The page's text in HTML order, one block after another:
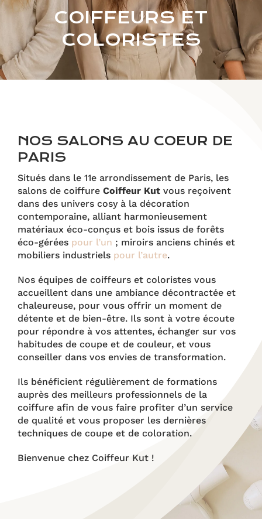
COIFFEURS ET
COLORISTES
NOS SALONS AU COEUR DE
PARIS
Situés dans le 11e arrondissement de Paris, les
salons de coiffure Coiffeur Kutvous reçoivent
dans des univers cosy à la décoration
contemporaine, alliant harmonieusement
matériaux éco-conçus et bois issus de forêts
éco-gérées pour l’un ; miroirs anciens chinés et
mobiliers industriels pour l’autre.
Nos équipes de coiffeurs et coloristes vous
accueillent dans une ambiance décontractée et
chaleureuse, pour vous offrir un moment de
détente et de bien-être. Ils sont à votre écoute
pour répondre à vos attentes, échanger sur vos
habitudes de coupe et de couleur, et vous
conseiller dans vos envies de transformation.
Ils bénéficient régulièrement de formations
auprès des meilleurs professionnels de la
coiffure afin de vous faire profiter d’un service
de qualité et vous proposer les dernières
techniques de coupe et de coloration.
Bienvenue chez Coiffeur Kut !